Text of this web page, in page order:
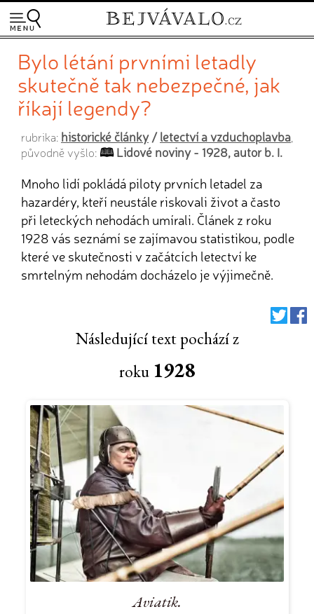
Bylo létání prvními letadly
skutečně tak nebezpečné, jak
říkají legendy?
rubrika: historické články/letectví a vzduchoplavba
původně vyšlo:
Lidové noviny - 1928, autor b. I.
Mnoho lidí pokládá piloty prvních letadel za
hazardéry, kteří neustále riskovali život a často
při leteckých nehodách umírali. Článek z roku
1928 vás seznámí se zajímavou statistikou, podle
které ve skutečnosti v začátcích letectví ke
smrtelným nehodám docházelo je výjimečně.
Následující text pochází z
roku 1928
Aviatik.